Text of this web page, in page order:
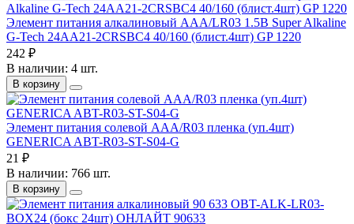
Элемент питания алкалиновый AAA/LR03 1.5В Super Alkaline
G-Tech 24AA21-2CRSBC4 40/160 (блист.4шт) GP 1220
242 ₽
В наличии: 4 шт.
В корзину
Элемент питания солевой AAA/R03 пленка (уп.4шт)
GENERICA ABT-R03-ST-S04-G
21 ₽
В наличии: 766 шт.
В корзину